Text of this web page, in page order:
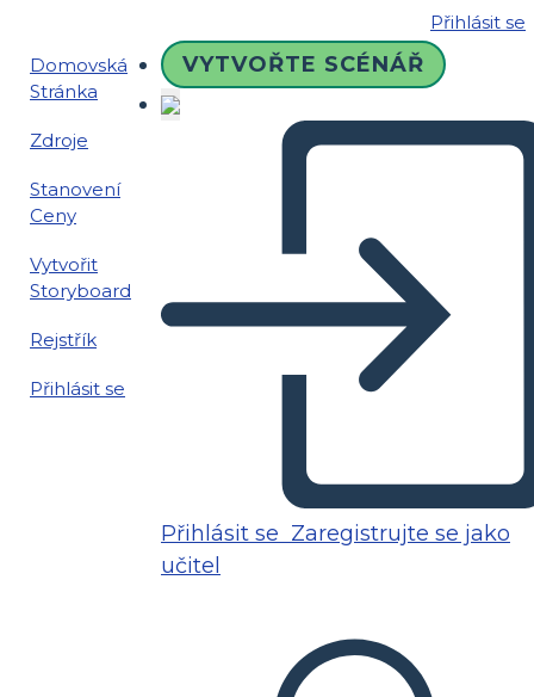
Přihlásit se
Domovská
Stránka
Zdroje
Stanovení
Ceny
Vytvořit
Storyboard
Rejstřík
Přihlásit se
VYTVOŘTE SCÉNÁŘ
Přihlásit se Zaregistrujte se jako
učitel